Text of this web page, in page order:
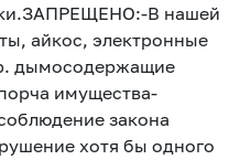
В нашей
айкос, электронные
дымосодержащие
имущества-
закона
хотя бы одного